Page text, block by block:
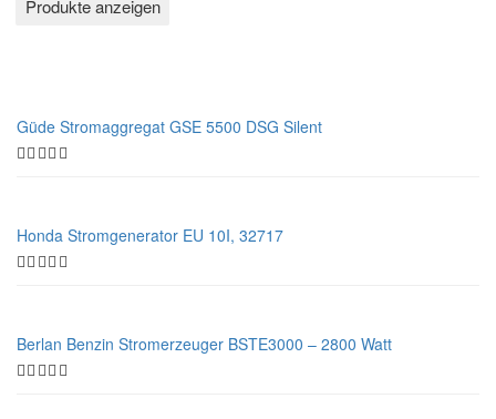
Güde Stromaggregat GSE 5500 DSG Silent
Honda Stromgenerator EU 10I, 32717
Berlan Benzin Stromerzeuger BSTE3000 – 2800 Watt